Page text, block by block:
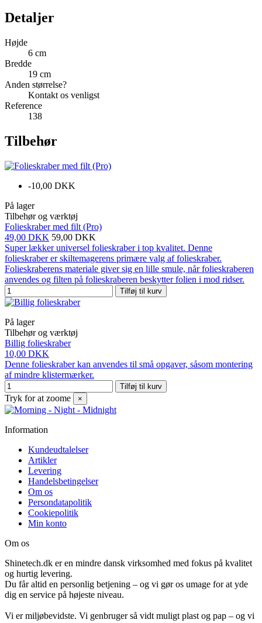
Detaljer
Højde
6 cm
Bredde
19 cm
Anden størrelse?
Kontakt os venligst
Reference
138
Tilbehør
-10,00 DKK
På lager
Tilbehør og værktøj
Folieskraber med filt (Pro)
49,00 DKK 59,00 DKK
Super lækker universel folieskraber i top kvalitet. Denne
folieskraber er skiltemagerens primære valg af folieskraber.
Folieskraberens materiale giver sig en lille smule, når folieskraberen
anvendes og filten på folieskraberen beskytter folien i mod ridser.
Tilføj til kurv
På lager
Tilbehør og værktøj
Billig folieskraber
10,00 DKK
Denne folieskraber kan anvendes til små opgaver, såsom montering
af mindre klistermærker.
Tilføj til kurv
Tryk for at zoome ×
Information
Kundeudtalelser
Artikler
Levering
Handelsbetingelser
Om os
Persondatapolitik
Cookiepolitik
Min konto
Om os
Shinetech.dk er en mindre dansk virksomhed med fokus på kvalitet
og hurtig levering.
Du får altid en personlig betjening – og vi gør os umage for at yde
dig en service på højeste niveau.
Vi er miljøbevidste. Vi genbruger så vidt muligt plast og pap – og vi